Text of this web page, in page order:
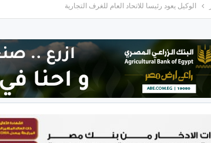
الوكيل يعود رئيسا للاتحاد العام للغرف التجارية